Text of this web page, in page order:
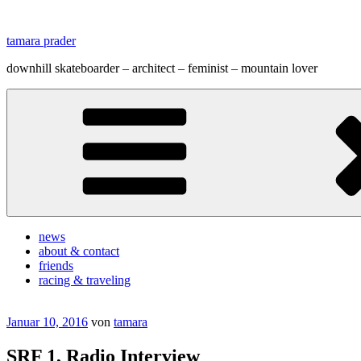
springen
tamara prader
downhill skateboarder – architect – feminist – mountain lover
news
about & contact
friends
racing & traveling
Veröffentlicht
Januar 10, 2016 von tamara
SRF 1, Radio Interview